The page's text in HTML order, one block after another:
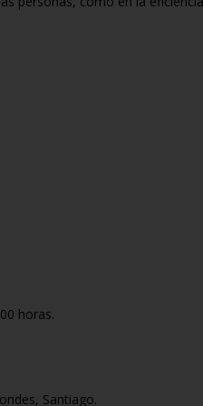
horas.
Santiago.